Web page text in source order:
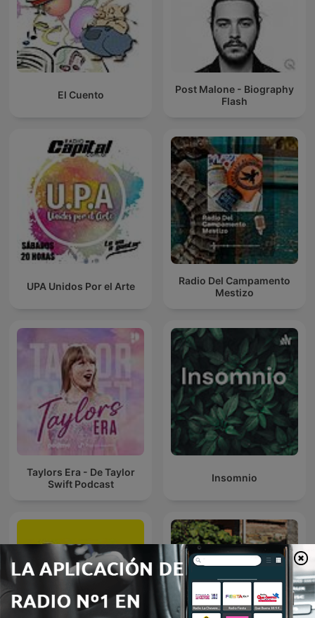
El Cuento
Post Malone - Biography
Flash
UPA Unidos Por el Arte
Radio Del Campamento
Mestizo
Taylors Era - De Taylor
Swift Podcast
Insomnio